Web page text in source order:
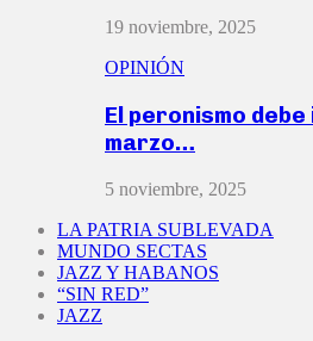
19 noviembre, 2025
OPINIÓN
El peronismo
marzo…
5 noviembre, 2025
LA PATRIA SUBLEVADA
MUNDO SECTAS
JAZZ Y HABANOS
“SIN RED”
JAZZ